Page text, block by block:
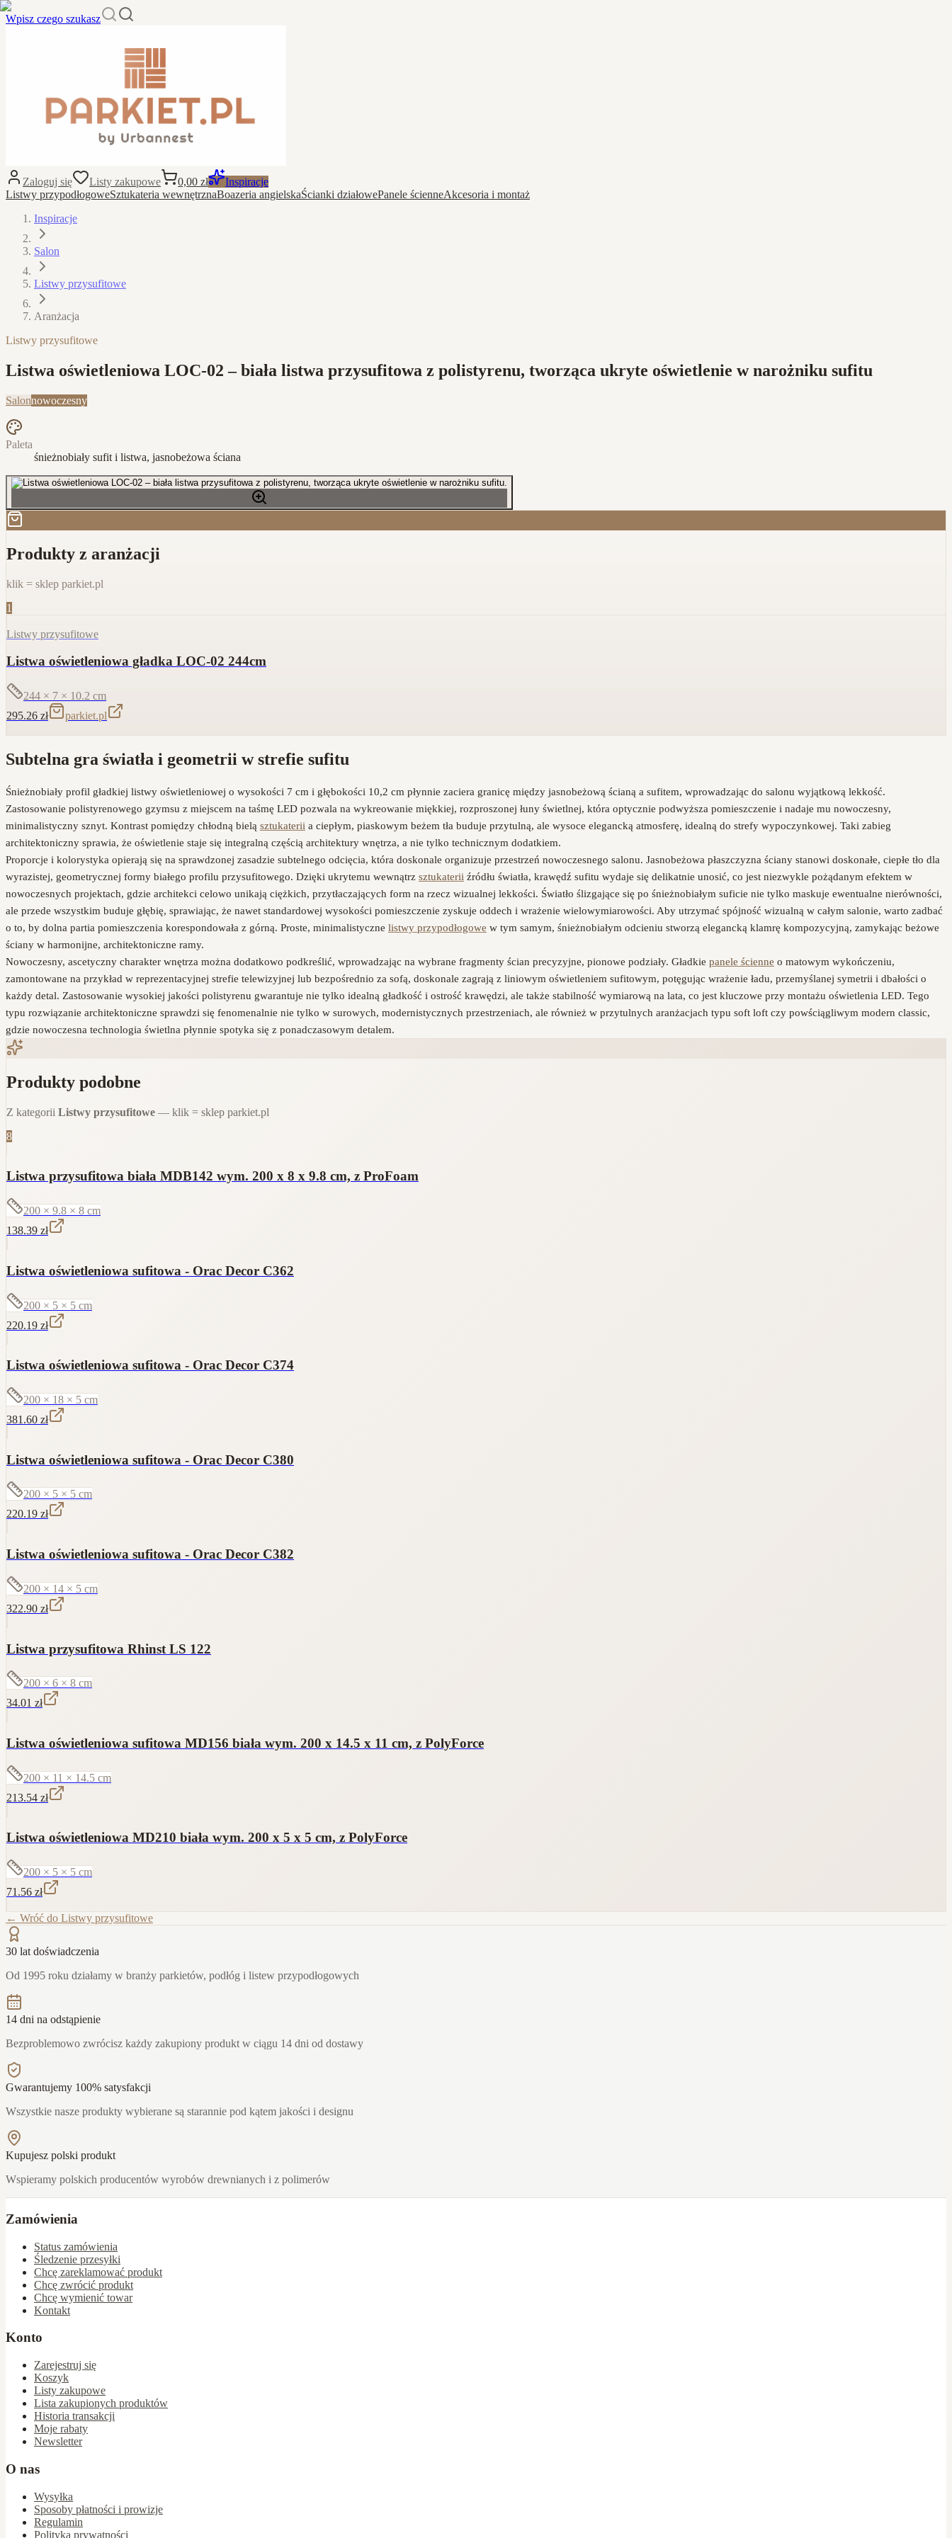
Wpisz czego szukasz
Zaloguj się Listy zakupowe 0,00 zł
Inspiracje
Listwy przypodłogoweSztukateria wewnętrznaBoazeria angielskaŚcianki działowePanele ścienneAkcesoria i montaż
Inspiracje
Salon
Listwy przysufitowe
Aranżacja
Listwy przysufitowe
Listwa oświetleniowa LOC-02 – biała listwa przysufitowa z polistyrenu, tworząca ukryte oświetlenie w narożniku sufitu
Salonnowoczesny
Paleta
śnieżnobiały sufit i listwa, jasnobeżowa ściana
Produkty z aranżacji
klik = sklep parkiet.pl
1
Listwy przysufitowe
Listwa oświetleniowa gładka LOC-02 244cm
244 × 7 × 10.2 cm
295.26 zł parkiet.pl
Subtelna gra światła i geometrii w strefie sufitu
Śnieżnobiały profil gładkiej listwy oświetleniowej o wysokości 7 cm i głębokości 10,2 cm płynnie zaciera granicę między jasnobeżową ścianą a sufitem, wprowadzając do salonu wyjątkową lekkość.
Zastosowanie polistyrenowego gzymsu z miejscem na taśmę LED pozwala na wykreowanie miękkiej, rozproszonej łuny świetlnej, która optycznie podwyższa pomieszczenie i nadaje mu nowoczesny,
minimalistyczny sznyt. Kontrast pomiędzy chłodną bielą sztukaterii a ciepłym, piaskowym beżem tła buduje przytulną, ale wysoce elegancką atmosferę, idealną do strefy wypoczynkowej. Taki zabieg
architektoniczny sprawia, że oświetlenie staje się integralną częścią architektury wnętrza, a nie tylko technicznym dodatkiem.
Proporcje i kolorystyka opierają się na sprawdzonej zasadzie subtelnego odcięcia, która doskonale organizuje przestrzeń nowoczesnego salonu. Jasnobeżowa płaszczyzna ściany stanowi doskonałe, ciepłe tło dla
wyrazistej, geometrycznej formy białego profilu przysufitowego. Dzięki ukrytemu wewnątrz sztukaterii źródłu światła, krawędź sufitu wydaje się delikatnie unosić, co jest niezwykle pożądanym efektem w
nowoczesnych projektach, gdzie architekci celowo unikają ciężkich, przytłaczających form na rzecz wizualnej lekkości. Światło ślizgające się po śnieżnobiałym suficie nie tylko maskuje ewentualne nierówności,
ale przede wszystkim buduje głębię, sprawiając, że nawet standardowej wysokości pomieszczenie zyskuje oddech i wrażenie wielowymiarowości. Aby utrzymać spójność wizualną w całym salonie, warto zadbać
o to, by dolna partia pomieszczenia korespondowała z górną. Proste, minimalistyczne listwy przypodłogowe w tym samym, śnieżnobiałym odcieniu stworzą elegancką klamrę kompozycyjną, zamykając beżowe
ściany w harmonijne, architektoniczne ramy.
Nowoczesny, ascetyczny charakter wnętrza można dodatkowo podkreślić, wprowadzając na wybrane fragmenty ścian precyzyjne, pionowe podziały. Gładkie panele ścienne o matowym wykończeniu,
zamontowane na przykład w reprezentacyjnej strefie telewizyjnej lub bezpośrednio za sofą, doskonale zagrają z liniowym oświetleniem sufitowym, potęgując wrażenie ładu, przemyślanej symetrii i dbałości o
każdy detal. Zastosowanie wysokiej jakości polistyrenu gwarantuje nie tylko idealną gładkość i ostrość krawędzi, ale także stabilność wymiarową na lata, co jest kluczowe przy montażu oświetlenia LED. Tego
typu rozwiązanie architektoniczne sprawdzi się fenomenalnie nie tylko w surowych, modernistycznych przestrzeniach, ale również w przytulnych aranżacjach typu soft loft czy powściągliwym modern classic,
gdzie nowoczesna technologia świetlna płynnie spotyka się z ponadczasowym detalem.
Produkty podobne
Z kategorii Listwy przysufitowe — klik = sklep parkiet.pl
8
Listwa przysufitowa biała MDB142 wym. 200 x 8 x 9.8 cm, z ProFoam
200 × 9.8 × 8 cm
138.39 zł
Listwa oświetleniowa sufitowa - Orac Decor C362
200 × 5 × 5 cm
220.19 zł
Listwa oświetleniowa sufitowa - Orac Decor C374
200 × 18 × 5 cm
381.60 zł
Listwa oświetleniowa sufitowa - Orac Decor C380
200 × 5 × 5 cm
220.19 zł
Listwa oświetleniowa sufitowa - Orac Decor C382
200 × 14 × 5 cm
322.90 zł
Listwa przysufitowa Rhinst LS 122
200 × 6 × 8 cm
34.01 zł
Listwa oświetleniowa sufitowa MD156 biała wym. 200 x 14.5 x 11 cm, z PolyForce
200 × 11 × 14.5 cm
213.54 zł
Listwa oświetleniowa MD210 biała wym. 200 x 5 x 5 cm, z PolyForce
200 × 5 × 5 cm
71.56 zł
← Wróć do Listwy przysufitowe
30 lat doświadczenia
Od 1995 roku działamy w branży parkietów, podłóg i listew przypodłogowych
14 dni na odstąpienie
Bezproblemowo zwrócisz każdy zakupiony produkt w ciągu 14 dni od dostawy
Gwarantujemy 100% satysfakcji
Wszystkie nasze produkty wybierane są starannie pod kątem jakości i designu
Kupujesz polski produkt
Wspieramy polskich producentów wyrobów drewnianych i z polimerów
Zamówienia
Status zamówienia
Śledzenie przesyłki
Chcę zareklamować produkt
Chcę zwrócić produkt
Chcę wymienić towar
Kontakt
Konto
Zarejestruj się
Koszyk
Listy zakupowe
Lista zakupionych produktów
Historia transakcji
Moje rabaty
Newsletter
O nas
Wysyłka
Sposoby płatności i prowizje
Regulamin
Polityka prywatności